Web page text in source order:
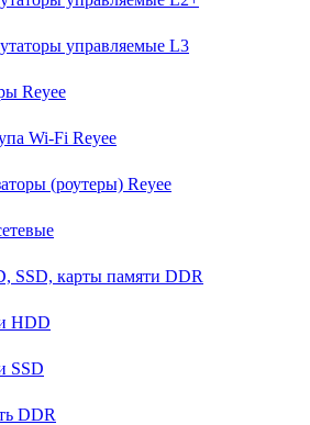
управляемые L3
Reyee
Wi-Fi Reyee
(роутеры) Reyee
SSD, карты памяти DDR
HDD
SSD
DDR